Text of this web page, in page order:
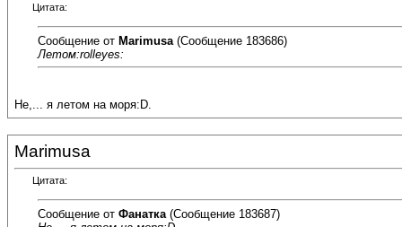
Цитата:
Сообщение от Marimusa (Сообщение 183686)
Летом:rolleyes:
Не,... я летом на моря:D.
Marimusa
Цитата:
Сообщение от Фанатка (Сообщение 183687)